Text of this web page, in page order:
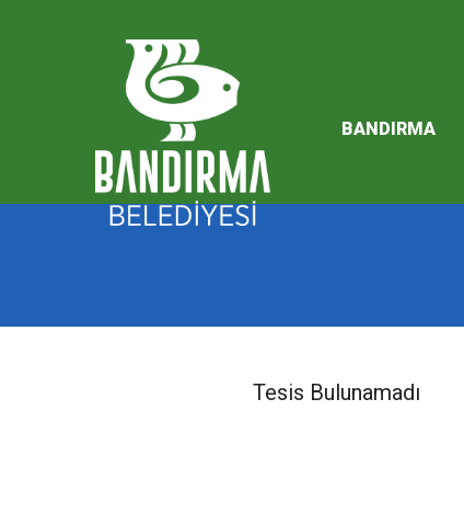
2026 Performans Programı
BANDIRMA
Tesis Bulunamadı